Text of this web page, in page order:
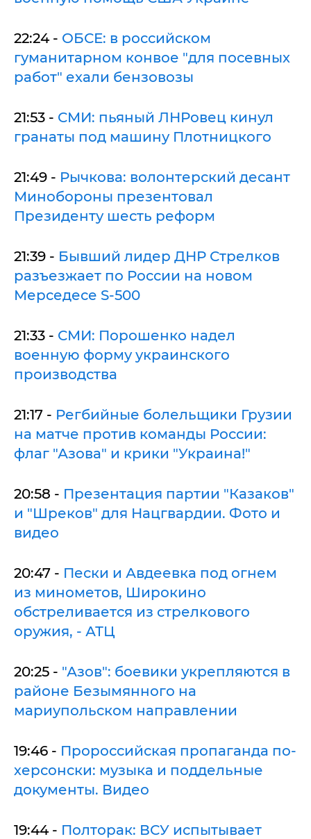
22:24 - ОБСЕ: в российском
гуманитарном конвое "для посевных
работ" ехали бензовозы
21:53 - СМИ: пьяный ЛНРовец кинул
гранаты под машину Плотницкого
21:49 - Рычкова: волонтерский десант
Минобороны презентовал
Президенту шесть реформ
21:39 - Бывший лидер ДНР Стрелков
разъезжает по России на новом
Мерседесе S-500
21:33 - СМИ: Порошенко надел
военную форму украинского
производства
21:17 - Регбийные болельщики Грузии
на матче против команды России:
флаг "Азова" и крики "Украина!"
20:58 - Презентация партии "Казаков"
и "Шреков" для Нацгвардии. Фото и
видео
20:47 - Пески и Авдеевка под огнем
из минометов, Широкино
обстреливается из стрелкового
оружия, - АТЦ
20:25 - "Азов": боевики укрепляются в
районе Безымянного на
мариупольском направлении
19:46 - Пророссийская пропаганда по-
херсонски: музыка и поддельные
документы. Видео
19:44 - Полторак: ВСУ испытывает